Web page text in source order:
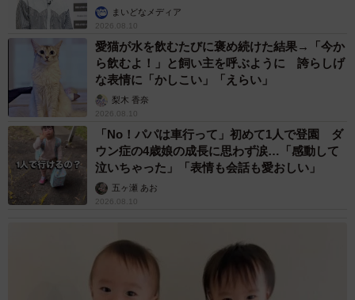
まいどなメディア
2026.08.10
愛猫が水を飲むたびに褒め続けた結果→「今か
ら飲むよ！」と飼い主を呼ぶように 誇らしげ
な表情に「かしこい」「えらい」
梨木 香奈
2026.08.10
「No！パパは車行って」初めて1人で登園 ダ
ウン症の4歳娘の成長に思わず涙…「感動して
泣いちゃった」「表情も会話も愛おしい」
五ヶ瀬 あお
2026.08.10